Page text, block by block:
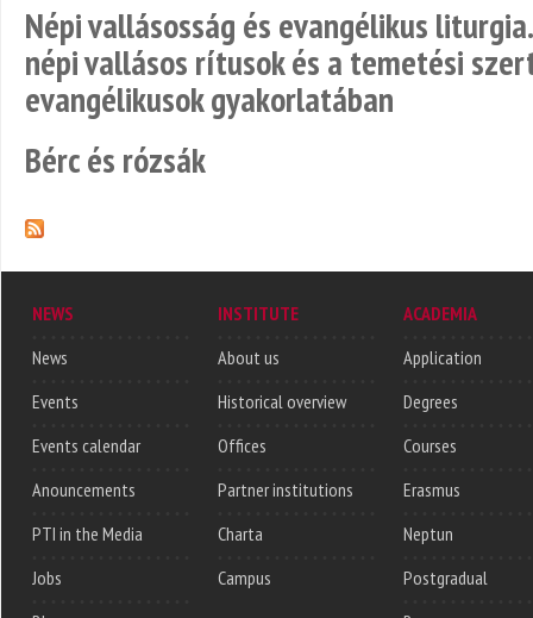
Népi vallásosság és evangélikus
népi vallásos rítusok és a temetési
evangélikusok gyakorlatában
Bérc és rózsák
NEWS
News
Events
Events calendar
Anouncements
PTI in the Media
Jobs
INSTITUTE
About us
Historical overview
Offices
Partner institutions
Charta
Campus
ACADEMIA
Application
Degrees
Courses
Erasmus
Neptun
Postgradual